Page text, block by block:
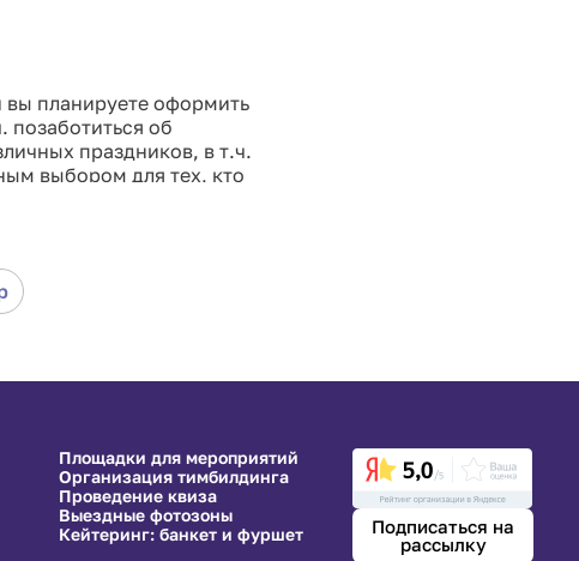
планируете оформить
об
праздников, в т.ч.
выбором для тех, кто
качество оформления.
Площадки для мероприятий
Организация тимбилдинга
Проведение квиза
Выездные фотозоны
Кейтеринг: банкет и фуршет
Подписаться на
рассылку